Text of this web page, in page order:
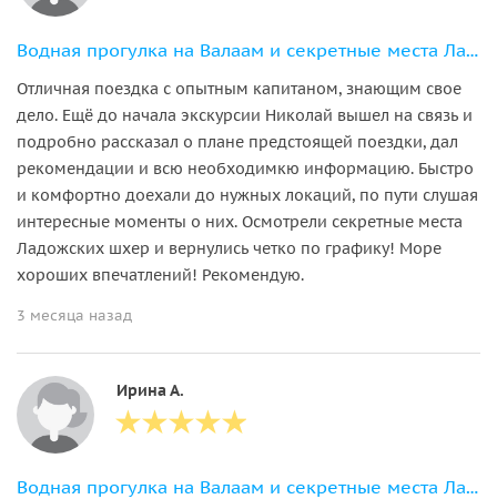
Водная прогулка на Валаам и секретные места Ладожских шхер
Отличная поездка с опытным капитаном, знающим свое
дело. Ещё до начала экскурсии Николай вышел на связь и
подробно рассказал о плане предстоящей поездки, дал
рекомендации и всю необходимкю информацию. Быстро
и комфортно доехали до нужных локаций, по пути слушая
интересные моменты о них. Осмотрели секретные места
Ладожских шхер и вернулись четко по графику! Море
хороших впечатлений! Рекомендую.
3 месяца назад
Ирина А.
Водная прогулка на Валаам и секретные места Ладожских шхер